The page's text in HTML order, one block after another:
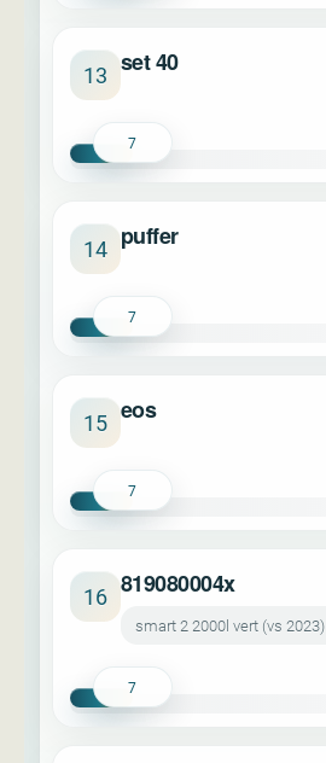
13 set 40
7
14 puffer
7
15 eos
7
16 819080004x
smart 2 2000l vert (vs 2023)
7